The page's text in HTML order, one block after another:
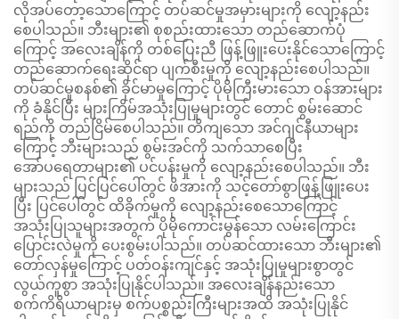
လိုအပ်တော့သောကြောင့် တပ်ဆင်မှုအမှားများကို လျော့နည်း
စေပါသည်။ ဘီးများ၏ စုစည်းထားသော တည်ဆောက်ပုံ
ကြောင့် အလေးချိန်ကို တစ်ပြေးညီ ဖြန့်ဖြူးပေးနိုင်သောကြောင့်
တည်ဆောက်ရေးဆိုင်ရာ ပျက်စီးမှုကို လျော့နည်းစေပါသည်။
တပ်ဆင်မှုစနစ်၏ ခိုင်မာမှုကြောင့် ပိုမိုကြီးမားသော ဝန်အားများ
ကို ခံနိုင်ပြီး များကြိမ်အသုံးပြုမှုများတွင် တောင် စွမ်းဆောင်
ရည်ကို တည်ငြိမ်စေပါသည်။ တိကျသော အင်ဂျင်နီယာများ
ကြောင့် ဘီးများသည် စွမ်းအင်ကို သက်သာစေပြီး
အော်ပရေတာများ၏ ပင်ပန်းမှုကို လျော့နည်းစေပါသည်။ ဘီး
များသည် ပြင်ပြင်ပေါ်တွင် ဖိအားကို သင့်တော်စွာဖြန့်ဖြူးပေး
ပြီး ပြင်ပေါ်တွင် ထိခိုက်မှုကို လျော့နည်းစေသောကြောင့်
အသုံးပြုသူများအတွက် ပိုမိုကောင်းမွန်သော လမ်းကြောင်း
ပြောင်းလဲမှုကို ပေးစွမ်းပါသည်။ တပ်ဆင်ထားသော ဘီးများ၏
တော်လှန်မှုကြောင့် ပတ်ဝန်းကျင်နှင့် အသုံးပြုမှုများစွာတွင်
လွယ်ကူစွာ အသုံးပြုနိုင်ပါသည်။ အလေးချိန်နည်းသော
စက်ကိရိယာများမှ စက်ပစ္စည်းကြီးများအထိ အသုံးပြုနိုင်